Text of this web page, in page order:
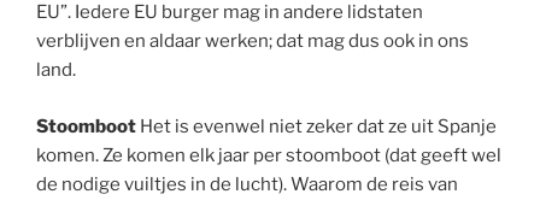
EU”. Iedere EU burger mag in andere lidstaten
verblijven en aldaar werken; dat mag dus ook in ons
land.
Stoomboot Het is evenwel niet zeker dat ze uit Spanje
komen. Ze komen elk jaar per stoomboot (dat geeft wel
de nodige vuiltjes in de lucht). Waarom de reis van